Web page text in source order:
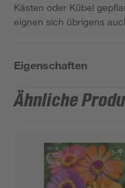
Kästen oder Kübel
eignen sich übrigens
Eigenschaften
Ähnliche